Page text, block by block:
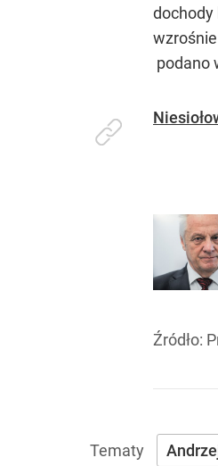
dochody
podano
Źródło: